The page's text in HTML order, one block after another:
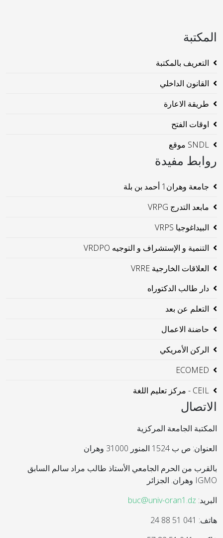
المكتبة
التعريف بالمكتبة
القانون الداخلي
طريقة الاعارة
اوقات الفتح
SNDL موقع
روابط مفيدة
جامعة وهران1 أحمد بن بلة
مابعد التدرج VRPG
البيداغوجيا VRPS
التنمية و الإستشراف و التوجيه VRDPO
العلاقات الخارجية VRRE
دار طالب الدكتوراه
التعلم عن بعد
حاضنة الاعمال
الركن الأمريكي
ECOMED
CEIL - مركز تعليم اللغة
الاتصال
المكتبة الجامعة المركزية
العنوان: ص ب 1524 المنور 31000 وهران
بالقرب من الحرم الجامعي الأستاذ طالب مراد سالم السابق
IGMO وهران. الجزائر
البريد: buc@univ-oran1.dz
هاتف: 041 51 88 24